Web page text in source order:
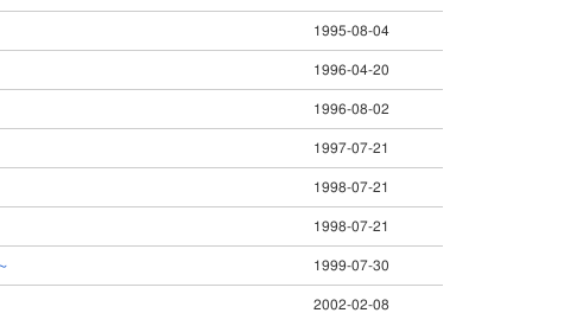
1995-08-04
1996-04-20
1996-08-02
1997-07-21
1998-07-21
1998-07-21
1999-07-30
2002-02-08